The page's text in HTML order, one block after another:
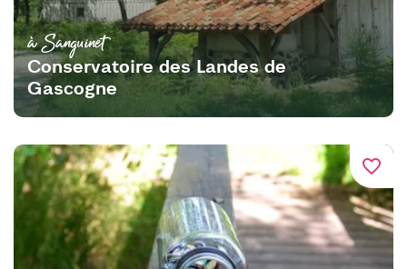
à Sanguinet
Conservatoire des Landes de
Gascogne
favorite_border